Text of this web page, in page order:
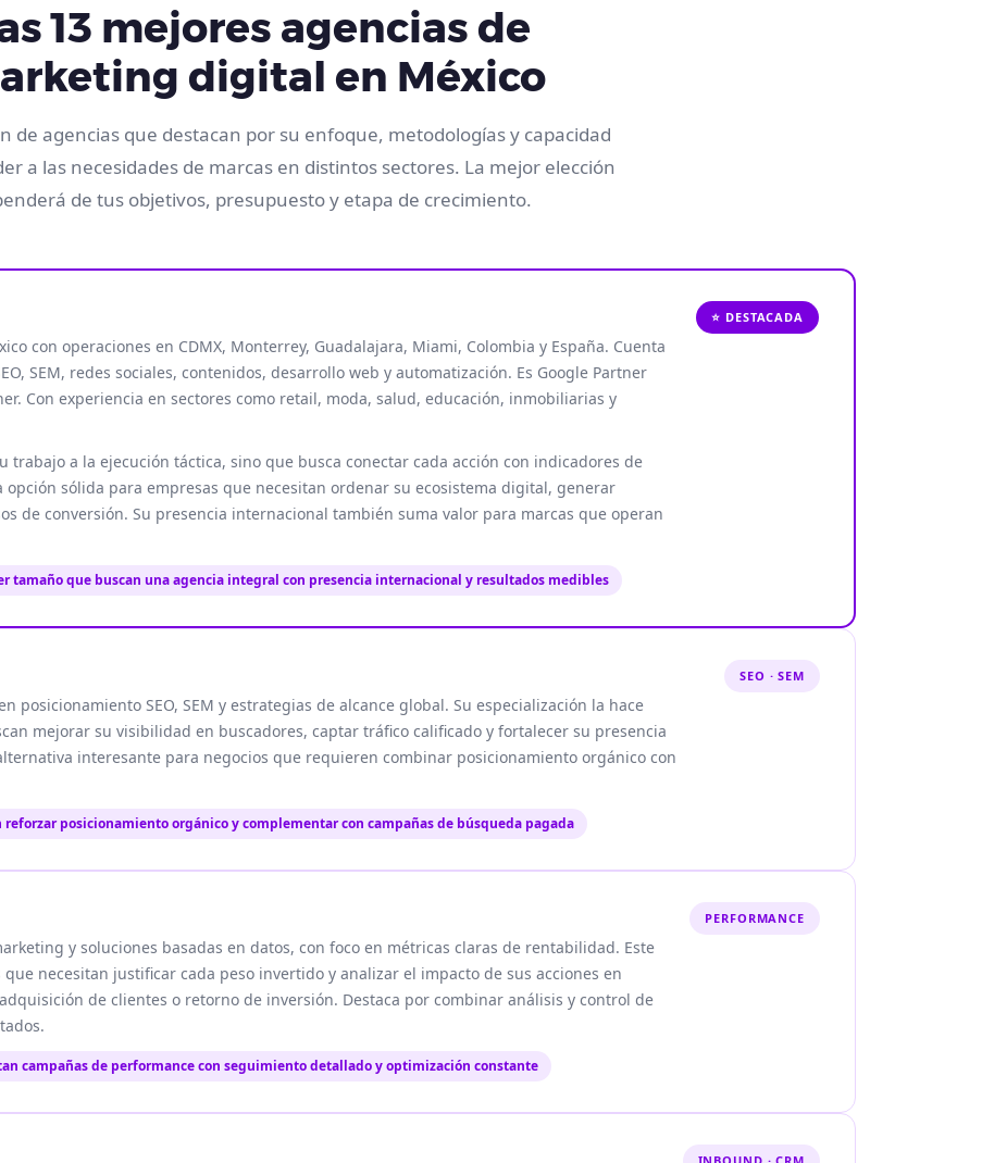
13 mejores agencias de
digital en México
de agencias que destacan por su enfoque, metodologías y capacidad
a las necesidades de marcas en distintos sectores. La mejor elección
de tus objetivos, presupuesto y etapa de crecimiento.
con operaciones en CDMX, Monterrey, Guadalajara, Miami, Colombia y España. Cuenta
SEM, redes sociales, contenidos, desarrollo web y automatización. Es Google Partner
Con experiencia en sectores como retail, moda, salud, educación, inmobiliarias y
trabajo a la ejecución táctica, sino que busca conectar cada acción con indicadores de
opción sólida para empresas que necesitan ordenar su ecosistema digital, generar
de conversión. Su presencia internacional también suma valor para marcas que operan
tamaño que buscan una agencia integral con presencia internacional y resultados medibles
⭐ DESTACADA
posicionamiento SEO, SEM y estrategias de alcance global. Su especialización la hace
mejorar su visibilidad en buscadores, captar tráfico calificado y fortalecer su presencia
interesante para negocios que requieren combinar posicionamiento orgánico con
reforzar posicionamiento orgánico y complementar con campañas de búsqueda pagada
SEO · SEM
y soluciones basadas en datos, con foco en métricas claras de rentabilidad. Este
necesitan justificar cada peso invertido y analizar el impacto de sus acciones en
de clientes o retorno de inversión. Destaca por combinar análisis y control de
campañas de performance con seguimiento detallado y optimización constante
PERFORMANCE